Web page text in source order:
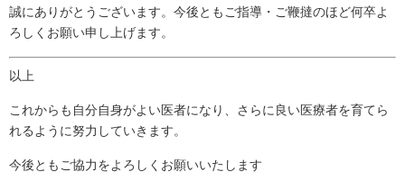
誠にありがとうございます。今後ともご指導・ご鞭撻のほど何卒よ
ろしくお願い申し上げます。
以上
これからも自分自身がよい医者になり、さらに良い医療者を育てら
れるように努力していきます。
今後ともご協力をよろしくお願いいたします